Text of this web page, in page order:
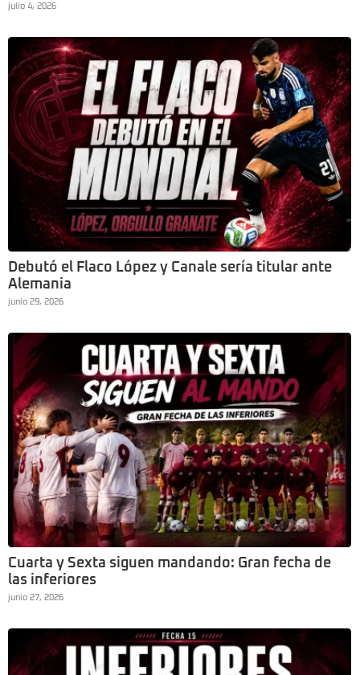
julio 4, 2026
Debutó el Flaco López y Canale sería titular ante
Alemania
junio 29, 2026
Cuarta y Sexta siguen mandando: Gran fecha de
las inferiores
junio 27, 2026